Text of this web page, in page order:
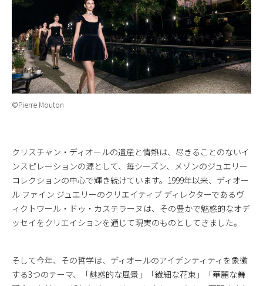
©Pierre Mouton
クリスチャン・ディオールの遺産と情熱は、尽きることのないイ
ンスピレーションの源として、毎シーズン、メゾンのジュエリー
コレクションの中心で輝き続けています。1999年以来、ディオー
ル ファイン ジュエリーのクリエイティブ ディレクターであるヴ
ィクトワール・ドゥ・カステラーヌは、その豊かで魅惑的なオデ
ッセイをクリエイションを通じて現実のものとしてきました。
そして今年、その哲学は、ディオールのアイデンティティを象徴
する3つのテーマ、「魅惑的な風景」「繊細な花束」「華麗な舞